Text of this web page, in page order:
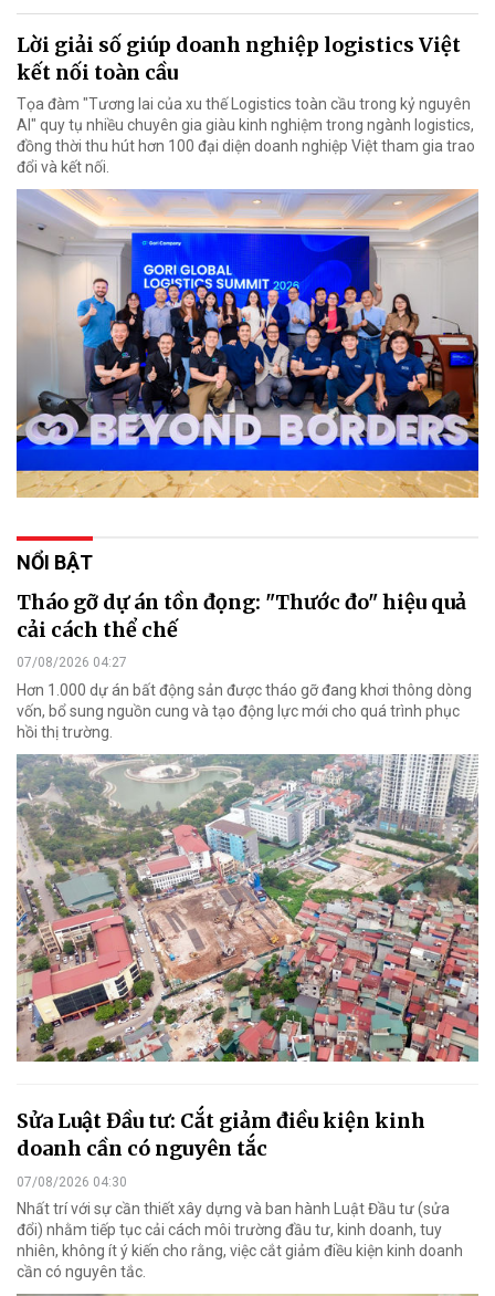
Lời giải số giúp doanh nghiệp logistics Việt
kết nối toàn cầu
Tọa đàm "Tương lai của xu thế Logistics toàn cầu trong kỷ nguyên
AI" quy tụ nhiều chuyên gia giàu kinh nghiệm trong ngành logistics,
đồng thời thu hút hơn 100 đại diện doanh nghiệp Việt tham gia trao
đổi và kết nối.
NỔI BẬT
Tháo gỡ dự án tồn đọng: "Thước đo" hiệu quả
cải cách thể chế
07/08/2026 04:27
Hơn 1.000 dự án bất động sản được tháo gỡ đang khơi thông dòng
vốn, bổ sung nguồn cung và tạo động lực mới cho quá trình phục
hồi thị trường.
Sửa Luật Đầu tư: Cắt giảm điều kiện kinh
doanh cần có nguyên tắc
07/08/2026 04:30
Nhất trí với sự cần thiết xây dựng và ban hành Luật Đầu tư (sửa
đổi) nhằm tiếp tục cải cách môi trường đầu tư, kinh doanh, tuy
nhiên, không ít ý kiến cho rằng, việc cắt giảm điều kiện kinh doanh
cần có nguyên tắc.